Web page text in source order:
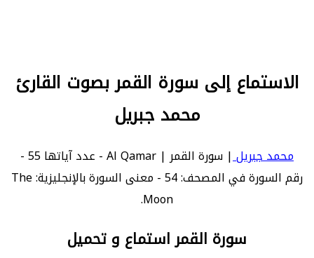
الاستماع إلى سورة القمر بصوت القارئ
محمد جبريل
محمد جبريل
| سورة القمر | Al Qamar - عدد آياتها 55 -
رقم السورة في المصحف: 54 - معنى السورة بالإنجليزية: The
Moon.
سورة القمر استماع و تحميل